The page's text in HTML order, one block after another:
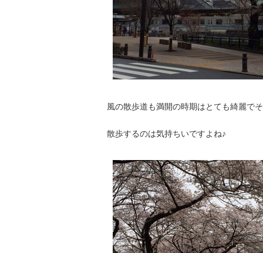
風の散歩道も満開の時期はとても綺麗で
散歩するのは気持ちいですよね♪